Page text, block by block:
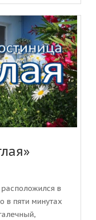
в
в пяти минутах